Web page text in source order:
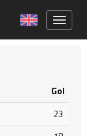
Gol
23